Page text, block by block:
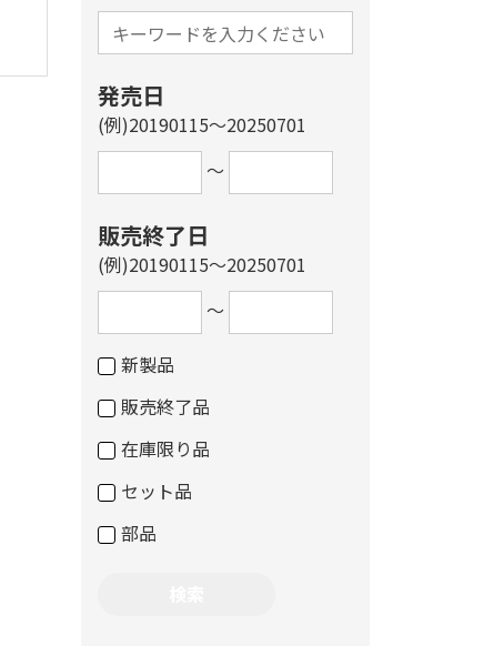
発売日
(例)20190115～20250701
～
販売終了日
(例)20190115～20250701
～
新製品
販売終了品
在庫限り品
セット品
部品